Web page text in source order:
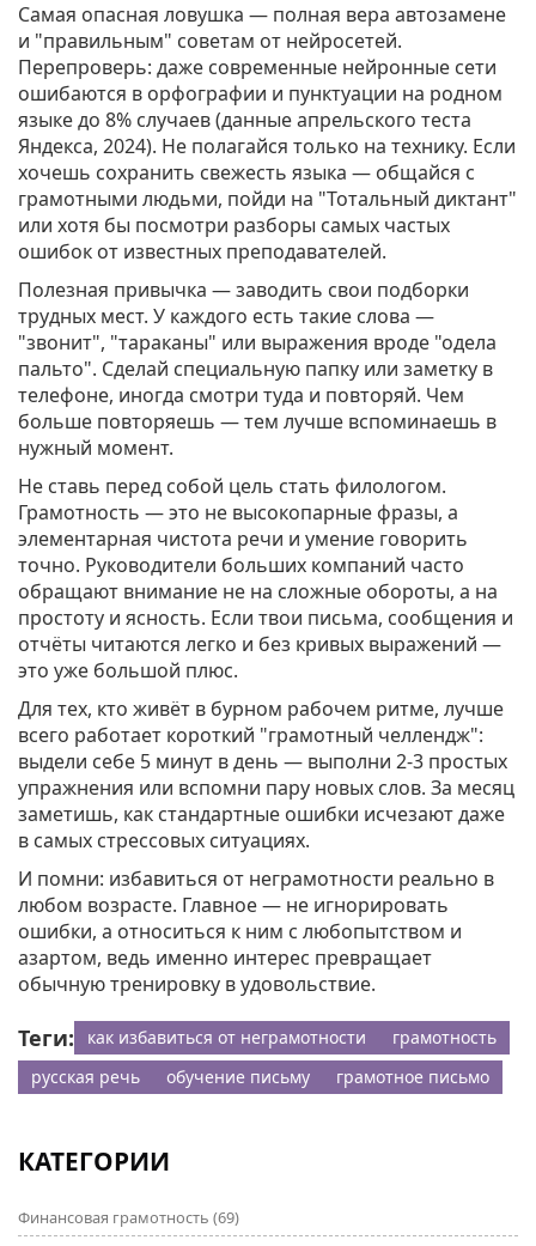
Самая опасная ловушка — полная вера автозамене
и "правильным" советам от нейросетей.
Перепроверь: даже современные нейронные сети
ошибаются в орфографии и пунктуации на родном
языке до 8% случаев (данные апрельского теста
Яндекса, 2024). Не полагайся только на технику. Если
хочешь сохранить свежесть языка — общайся с
грамотными людьми, пойди на "Тотальный диктант"
или хотя бы посмотри разборы самых частых
ошибок от известных преподавателей.
Полезная привычка — заводить свои подборки
трудных мест. У каждого есть такие слова —
"звонит", "тараканы" или выражения вроде "одела
пальто". Сделай специальную папку или заметку в
телефоне, иногда смотри туда и повторяй. Чем
больше повторяешь — тем лучше вспоминаешь в
нужный момент.
Не ставь перед собой цель стать филологом.
Грамотность — это не высокопарные фразы, а
элементарная чистота речи и умение говорить
точно. Руководители больших компаний часто
обращают внимание не на сложные обороты, а на
простоту и ясность. Если твои письма, сообщения и
отчёты читаются легко и без кривых выражений —
это уже большой плюс.
Для тех, кто живёт в бурном рабочем ритме, лучше
всего работает короткий "грамотный челлендж":
выдели себе 5 минут в день — выполни 2-3 простых
упражнения или вспомни пару новых слов. За месяц
заметишь, как стандартные ошибки исчезают даже
в самых стрессовых ситуациях.
И помни: избавиться от неграмотности реально в
любом возрасте. Главное — не игнорировать
ошибки, а относиться к ним с любопытством и
азартом, ведь именно интерес превращает
обычную тренировку в удовольствие.
Теги: как избавиться от неграмотности
грамотность
русская речь
обучение письму грамотное письмо
КАТЕГОРИИ
Финансовая грамотность (69)